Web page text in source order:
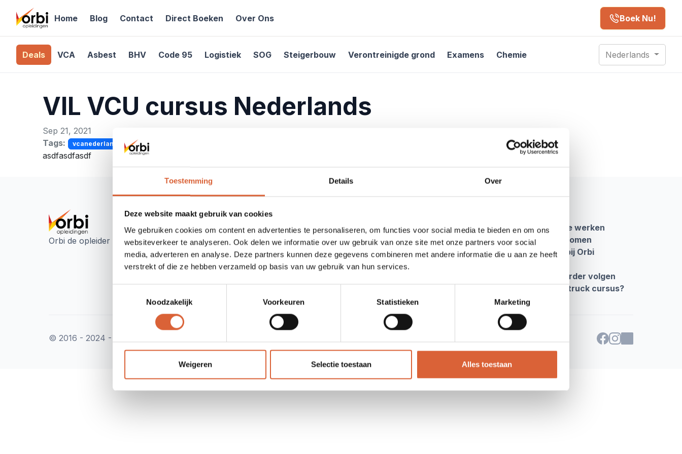
Toestemming Details Over
Deze website maakt gebruik van cookies
We gebruiken cookies om content en advertenties te personaliseren, om functies voor social media te bieden en om ons
websiteverkeer te analyseren. Ook delen we informatie over uw gebruik van onze site met onze partners voor social
media, adverteren en analyse. Deze partners kunnen deze gegevens combineren met andere informatie die u aan ze heeft
verstrekt of die ze hebben verzameld op basis van uw gebruik van hun services.
Noodzakelijk
Voorkeuren Statistieken Marketing
Weigeren Selectie toestaan Alles toestaan
Home Blog Contact Direct Boeken Over Ons Boek Nu!
Deals VCA Asbest BHV Code 95 Logistiek SOG Steigerbouw Verontreinigde grond Examens Chemie Nederlands
VIL VCU cursus Nederlands
Sep 21, 2021
Tags:
vcanederlands vilvcu
asdfasdfasdf
Orbi de opleider voor de professional.
Contactgegevens
Telefoon: 010 737 1700
Email:
info@orbiopleidingen.nl
KVK: 75999382
2984AM Ridderkerk
Algemene
voorwaarden
Privacy verklaring
Cookieverklaring
Diisocyanaten en hoe er veilig mee te werken
Nieuw asbeststelsel staat eraan te komen
Een heftruck en VCA cursus volgen bij Orbi
Een snelle opleiding tot asbestsaneerder volgen
Hoe verloopt het volgen van een heftruck cursus?
© 2016 - 2024 - Orbi Opleidingen